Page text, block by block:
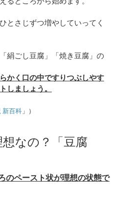
とさじずつ増やしていってく
絹ごし豆腐」「焼き豆腐」の
かく口の中ですりつぶしやす
しましょう。
新百科 」）
なの？「豆腐
のペースト状が理想の状態で